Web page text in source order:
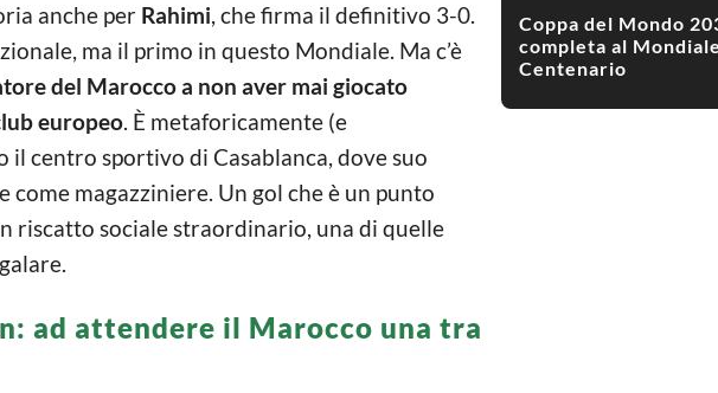
anche per Rahimi, che firma il definitivo 3-0.
ma il primo in questo Mondiale. Ma c’è
del Marocco a non aver mai giocato
europeo. È metaforicamente (e
centro sportivo di Casablanca, dove suo
magazziniere. Un gol che è un punto
riscatto sociale straordinario, una di quelle
ad attendere il Marocco una tra
Coppa del Mondo
completa al
Centenario